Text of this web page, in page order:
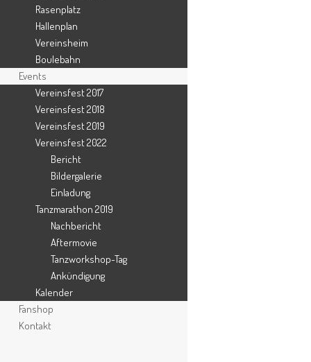
Kontakt
SV Harderberg 1950 e.V.
Schulstraße 20a
49124 Georgsmarienhütte
Rasenplatz
Hallenplan
Vereinsheim
Boulebahn
Events
Vereinsfest 2017
Vereinsfest 2018
Vereinsfest 2019
Vereinsfest 2022
Bericht
Bildergalerie
Einladung
Tanzmarathon 2019
Nachbericht
Aftermovie
Tanzworkshop-Tag
Ankündigung
Kalender
Fanshop
Kontakt